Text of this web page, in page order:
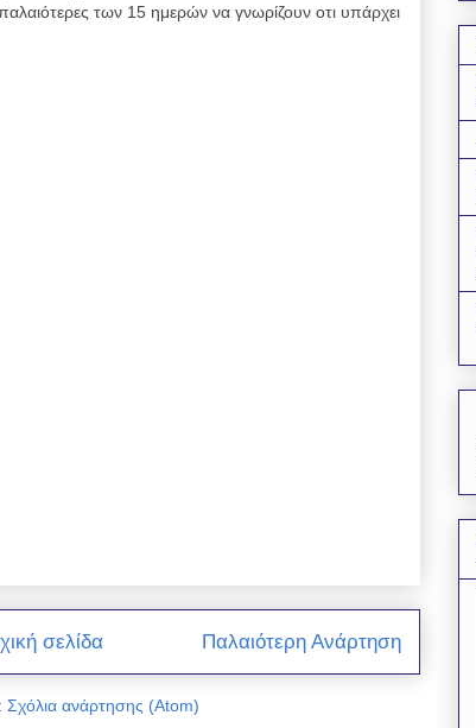
των 15 ημερών να γνωρίζουν οτι υπάρχει
Παλαιότερη Ανάρτηση
σελίδα
Σχόλια ανάρτησης (Atom)